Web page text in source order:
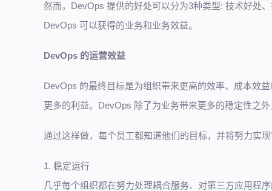
然而，DevOps 提供的好处可以分为3种类型: 技术好处
DevOps 可以获得的业务和业务效益。
DevOps 的运营效益
DevOps 的最终目标是为组织带来更高的效率、成本效
更多的利益。DevOps 除了为业务带来更多的稳定性之
通过这样做，每个员工都知道他们的目标，并将努力实
1. 稳定运行
几乎每个组织都在努力处理耦合服务、对第三方应用程